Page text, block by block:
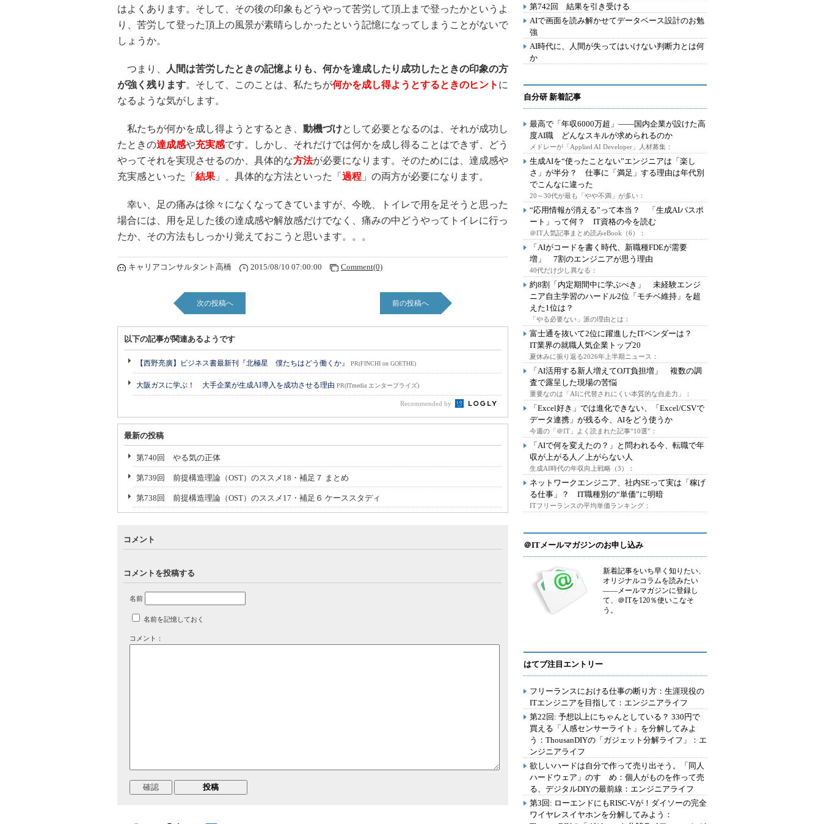
はよくあります。そして、その後の印象もどうやって苦労して頂上まで登ったかというよ
り、苦労して登った頂上の風景が素晴らしかったという記憶になってしまうことがないで
しょうか。
つまり、
人間は苦労したときの記憶よりも、何かを達成したり成功したときの印象の方
が強く残ります。そして、このことは、私たちが何かを成し得ようとするときのヒント に
なるような気がします。
私たちが何かを成し得ようとするとき、 動機づけとして必要となるのは、それが成功し
たときの達成感や充実感です。しかし、それだけでは何かを成し得ることはできず、どう
やってそれを実現させるのか、具体的な方法が必要になります。そのためには、達成感や
充実感といった「 結果 」、具体的な方法といった「 過程 」の両方が必要になります。
幸い、足の痛みは徐々になくなってきていますが、今晩、トイレで用を足そうと思った
場合には、用を足した後の達成感や解放感だけでなく、痛みの中どうやってトイレに行っ
たか、その方法もしっかり覚えておこうと思います。。。
キャリアコンサルタント高橋 2015/08/10 07:00:00 Comment(0)
次の投稿へ 前の投稿へ
以下の記事が関連あるようです
【西野亮廣】ビジネス書最新刊『北極星 僕たちはどう働くか』 PR(FINCHI on GOETHE)
大阪ガスに学ぶ！ 大手企業が生成AI導入を成功させる理由 PR(ITmedia エンタープライズ)
Recommended by
最新の投稿
第740回 やる気の正体
第739回 前提構造理論（OST）のススメ18・補足７ まとめ
第738回 前提構造理論（OST）のススメ17・補足６ ケーススタディ
コメント
コメントを投稿する
名前
名前を記憶しておく
コメント：
第742回 結果を引き受ける
AIで画面を読み解かせてデータベース設計のお勉
強
AI時代に、人間が失ってはいけない判断力とは何
か
自分研 新着記事
最高で「年収6000万超」――国内企業が設けた高
度AI職 どんなスキルが求められるのか
メドレーが「Applied AI Developer」人材募集：
生成AIを“使ったことない”エンジニアは「楽し
さ」が半分？ 仕事に「満足」する理由は年代別
でこんなに違った
20～30代が最も「やや不満」が多い：
“応用情報が消える”って本当？ 「生成AIパスポ
ート」って何？ IT資格の今を読む
＠IT人気記事まとめ読みeBook（6）：
「AIがコードを書く時代、新職種FDEが需要
増」 7割のエンジニアが思う理由
40代だけ少し異なる：
約8割「内定期間中に学ぶべき」 未経験エンジ
ニア自主学習のハードル2位「モチベ維持」を超
えた1位は？
「やる必要ない」派の理由とは：
富士通を抜いて2位に躍進したITベンダーは？
IT業界の就職人気企業トップ20
夏休みに振り返る2026年上半期ニュース：
「AI活用する新人増えてOJT負担増」 複数の調
査で露呈した現場の苦悩
重要なのは「AIに代替されにくい本質的な自走力」：
「Excel好き」では進化できない、「Excel/CSVで
データ連携」が残る今、AIをどう使うか
今週の「＠IT」よく読まれた記事“10選”：
「AIで何を変えたの？」と問われる今、転職で年
収が上がる人／上がらない人
生成AI時代の年収向上戦略（3）：
ネットワークエンジニア、社内SEって実は「稼げ
る仕事」？ IT職種別の“単価”に明暗
ITフリーランスの平均単価ランキング：
＠ITメールマガジンのお申し込み
新着記事をいち早く知りたい、
オリジナルコラムを読みたい
――メールマガジンに登録し
て、＠ITを120％使いこなそ
う。
はてブ注目エントリー
フリーランスにおける仕事の断り方：生涯現役の
ITエンジニアを目指して：エンジニアライフ
第22回: 予想以上にちゃんとしている？ 330円で
買える「人感センサーライト」を分解してみよ
う：ThousanDIYの「ガジェット分解ライフ」：エ
ンジニアライフ
欲しいハードは自分で作って売り出そう。「同人
ハードウェア」のすゝめ：個人がものを作って売
る、デジタルDIYの最前線：エンジニアライフ
第3回: ローエンドにもRISC-Vが！ダイソーの完全
ワイヤレスイヤホンを分解してみよう：